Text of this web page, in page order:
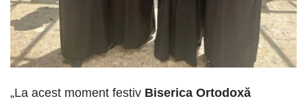
„La acest moment festiv Biserica Ortodoxă